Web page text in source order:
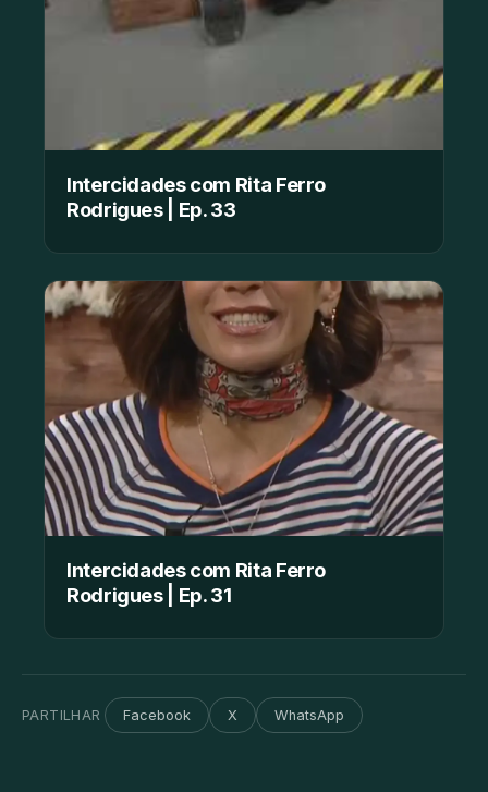
Intercidades com Rita Ferro
Rodrigues | Ep. 33
Intercidades com Rita Ferro
Rodrigues | Ep. 31
PARTILHAR Facebook X WhatsApp